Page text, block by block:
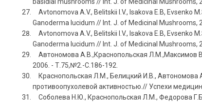
Avtonomova A.V., Belitskii I.V., Isakova E.B, Evsenko
Ganoderma lucidum // Int. J. of Medicinal Mushrooms,
Avtonomova A.V., Belitskii I.V., Isakova E.B, Evsenko
Ganoderma lucidum // Int. J. of Medicinal Mushrooms,
Автономова А.В.,Краснопольская Л.М.,Максимов
2006. - Т.75,№2.-С.186-192.
Краснопольская Л.М., Белицкий И.В., Автономова
противоопухолевой активностью.// Успехи
Соболева Н.Ю., Краснопольская Л.М., Федорова